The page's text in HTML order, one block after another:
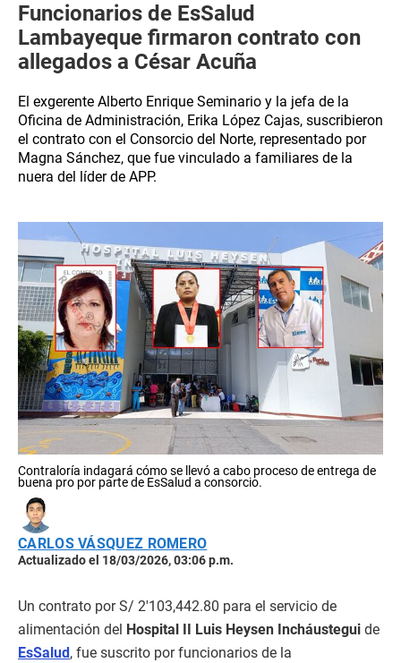
Funcionarios de EsSalud
Lambayeque firmaron contrato con
allegados a César Acuña
El exgerente Alberto Enrique Seminario y la jefa de la
Oficina de Administración, Erika López Cajas, suscribieron
el contrato con el Consorcio del Norte, representado por
Magna Sánchez, que fue vinculado a familiares de la
nuera del líder de APP.
Contraloría indagará cómo se llevó a cabo proceso de entrega de
buena pro por parte de EsSalud a consorcio.
CARLOS VÁSQUEZ ROMERO
Actualizado el 18/03/2026, 03:06 p.m.
Un contrato por S/ 2′103,442.80 para el servicio de
alimentación del Hospital II Luis Heysen Incháustegui de
EsSalud , fue suscrito por funcionarios de la